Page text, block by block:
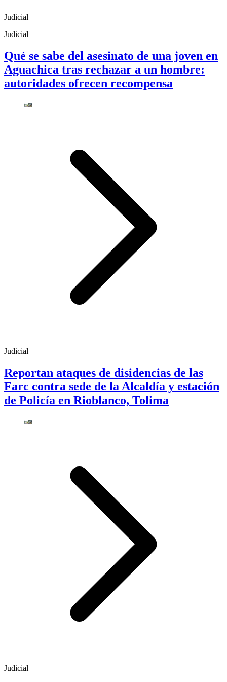
Judicial
Judicial
Qué se sabe del asesinato de una joven en
Aguachica tras rechazar a un hombre:
autoridades ofrecen recompensa
Judicial
Reportan ataques de disidencias de las
Farc contra sede de la Alcaldía y estación
de Policía en Rioblanco, Tolima
Judicial